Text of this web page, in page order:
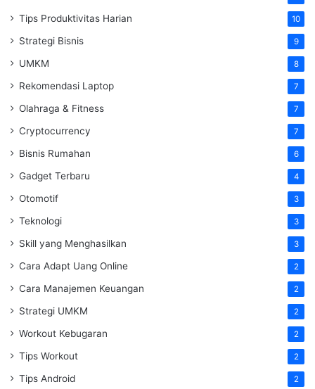
Tips Produktivitas Harian 10
Strategi Bisnis 9
UMKM 8
Rekomendasi Laptop 7
Olahraga & Fitness 7
Cryptocurrency 7
Bisnis Rumahan 6
Gadget Terbaru 4
Otomotif 3
Teknologi 3
Skill yang Menghasilkan 3
Cara Adapt Uang Online 2
Cara Manajemen Keuangan 2
Strategi UMKM 2
Workout Kebugaran 2
Tips Workout 2
Tips Android 2